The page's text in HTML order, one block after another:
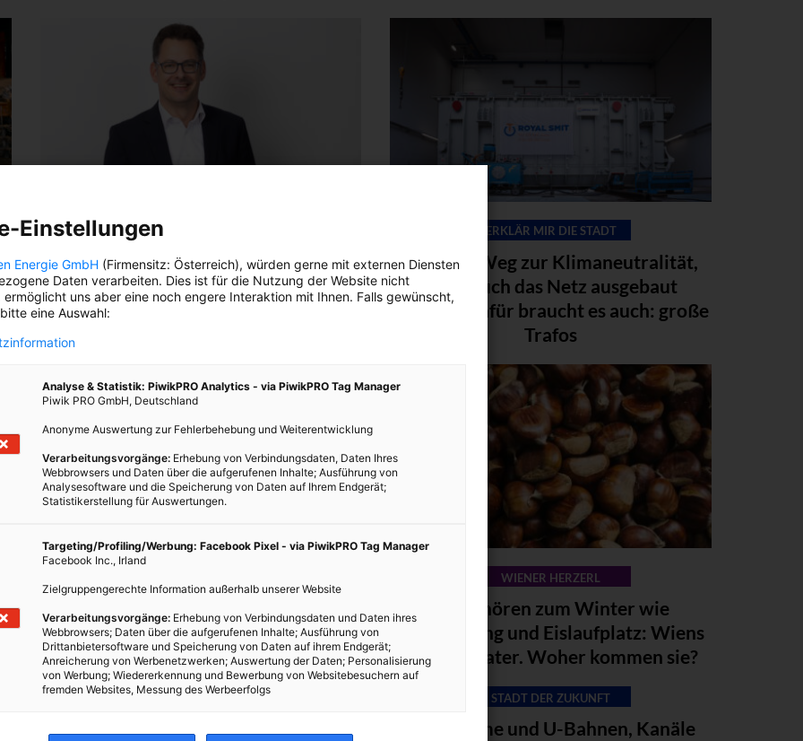
WIENER WIRTSCHAFT
Experte Peter Rieder erklärt, wie sich
alt und jung gut verstehen.
ERKLÄR MIR DIE STADT
Auf dem Weg zur Klimaneutralität,
muss auch das Netz ausgebaut
werden. Dafür braucht es auch: große
Trafos
Wer sind die Menschen, die bei
Minusgraden draußen arbeiten – und
die Stadt versorgen?
WIENER HERZERL
Sie gehören zum Winter wie
Beleuchtung und Eislaufplatz: Wiens
Maronibrater. Woher kommen sie?
STADT DER ZUKUNFT
Fernwärme und U-Bahnen, Kanäle
Einstellungen
Energie GmbH (Firmensitz: Österreich), würden gerne mit externen Diensten
Daten verarbeiten. Dies ist für die Nutzung der Website nicht
uns aber eine noch engere Interaktion mit Ihnen. Falls gewünscht,
eine Auswahl:
Analyse & Statistik: PiwikPRO Analytics - via PiwikPRO Tag Manager
Piwik PRO GmbH, Deutschland
Anonyme Auswertung zur Fehlerbehebung und Weiterentwicklung
Verarbeitungsvorgänge: Erhebung von Verbindungsdaten, Daten Ihres
Webbrowsers und Daten über die aufgerufenen Inhalte; Ausführung von
Analysesoftware und die Speicherung von Daten auf Ihrem Endgerät;
Statistikerstellung für Auswertungen.
Targeting/Profiling/Werbung: Facebook Pixel - via PiwikPRO Tag Manager
Facebook Inc., Irland
Zielgruppengerechte Information außerhalb unserer Website
Verarbeitungsvorgänge: Erhebung von Verbindungsdaten und Daten ihres
Webbrowsers; Daten über die aufgerufenen Inhalte; Ausführung von
Drittanbietersoftware und Speicherung von Daten auf ihrem Endgerät;
Anreicherung von Werbenetzwerken; Auswertung der Daten; Personalisierung
von Werbung; Wiedererkennung und Bewerbung von Websitebesuchern auf
fremden Websites, Messung des Werbeerfolgs